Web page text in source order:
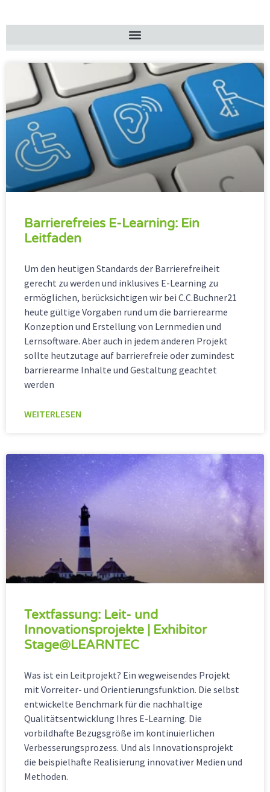
Barrierefreies E-Learning: Ein
Leitfaden
Um den heutigen Standards der Barrierefreiheit
gerecht zu werden und inklusives E-Learning zu
ermöglichen, berücksichtigen wir bei C.C.Buchner21
heute gültige Vorgaben rund um die barrierearme
Konzeption und Erstellung von Lernmedien und
Lernsoftware. Aber auch in jedem anderen Projekt
sollte heutzutage auf barrierefreie oder zumindest
barrierearme Inhalte und Gestaltung geachtet
werden
WEITERLESEN
Textfassung: Leit- und
Innovationsprojekte | Exhibitor
Stage@LEARNTEC
Was ist ein Leitprojekt? Ein wegweisendes Projekt
mit Vorreiter- und Orientierungsfunktion. Die selbst
entwickelte Benchmark für die nachhaltige
Qualitätsentwicklung Ihres E-Learning. Die
vorbildhafte Bezugsgröße im kontinuierlichen
Verbesserungsprozess. Und als Innovationsprojekt
die beispielhafte Realisierung innovativer Medien und
Methoden.